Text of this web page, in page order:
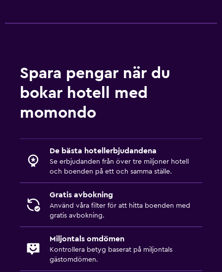
Spara pengar när du
bokar hotell med
momondo
De bästa hotellerbjudandena
Se erbjudanden från över tre miljoner hotell
och boenden på ett och samma ställe.
Gratis avbokning
Använd våra filter för att hitta boenden med
gratis avbokning.
Miljontals omdömen
Kontrollera betyg baserat på miljontals
gästomdömen.